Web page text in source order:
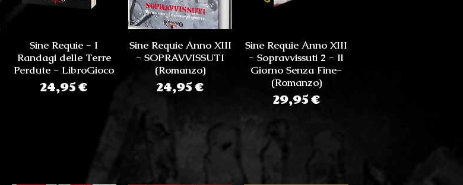
Sine Requie - I
Randagi delle Terre
Perdute - LibroGioco
Prezzo
24,95 €
Sine Requie Anno XIII
- SOPRAVVISSUTI
(Romanzo)
Prezzo
24,95 €
Sine Requie Anno XIII
- Sopravvissuti 2 - Il
Giorno Senza Fine-
(Romanzo)
Prezzo
29,95 €